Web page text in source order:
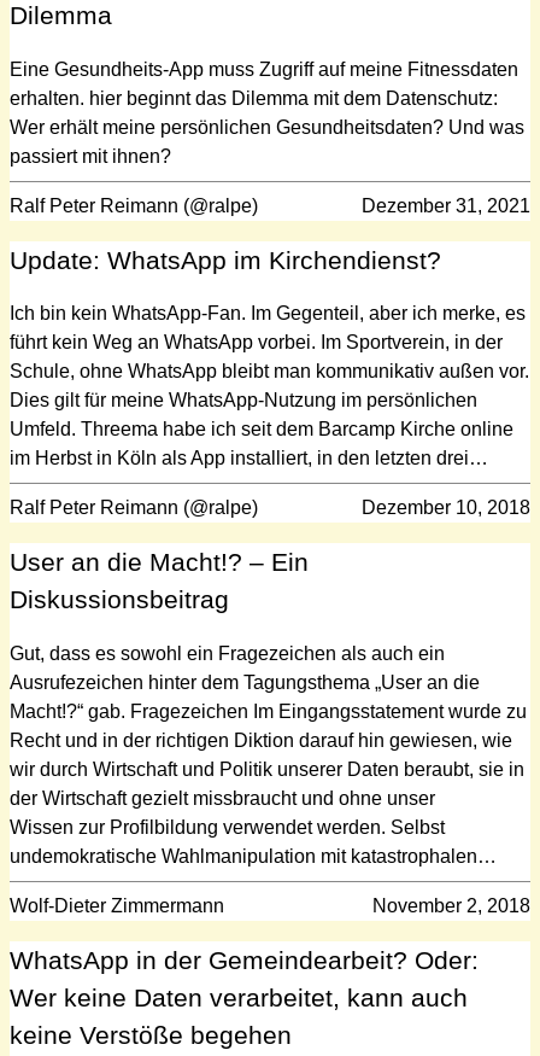
Dilemma
Eine Gesundheits-App muss Zugriff auf meine Fitnessdaten
erhalten. hier beginnt das Dilemma mit dem Datenschutz:
Wer erhält meine persönlichen Gesundheitsdaten? Und was
passiert mit ihnen?
Ralf Peter Reimann (@ralpe) Dezember 31, 2021
Update: WhatsApp im Kirchendienst?
Ich bin kein WhatsApp-Fan. Im Gegenteil, aber ich merke, es
führt kein Weg an WhatsApp vorbei. Im Sportverein, in der
Schule, ohne WhatsApp bleibt man kommunikativ außen vor.
Dies gilt für meine WhatsApp-Nutzung im persönlichen
Umfeld. Threema habe ich seit dem Barcamp Kirche online
im Herbst in Köln als App installiert, in den letzten drei…
Ralf Peter Reimann (@ralpe) Dezember 10, 2018
User an die Macht!? – Ein
Diskussionsbeitrag
Gut, dass es sowohl ein Fragezeichen als auch ein
Ausrufezeichen hinter dem Tagungsthema „User an die
Macht!?“ gab. Fragezeichen Im Eingangsstatement wurde zu
Recht und in der richtigen Diktion darauf hin gewiesen, wie
wir durch Wirtschaft und Politik unserer Daten beraubt, sie in
der Wirtschaft gezielt missbraucht und ohne unser
Wissen zur Profilbildung verwendet werden. Selbst
undemokratische Wahlmanipulation mit katastrophalen…
Wolf-Dieter Zimmermann November 2, 2018
WhatsApp in der Gemeindearbeit? Oder:
Wer keine Daten verarbeitet, kann auch
keine Verstöße begehen